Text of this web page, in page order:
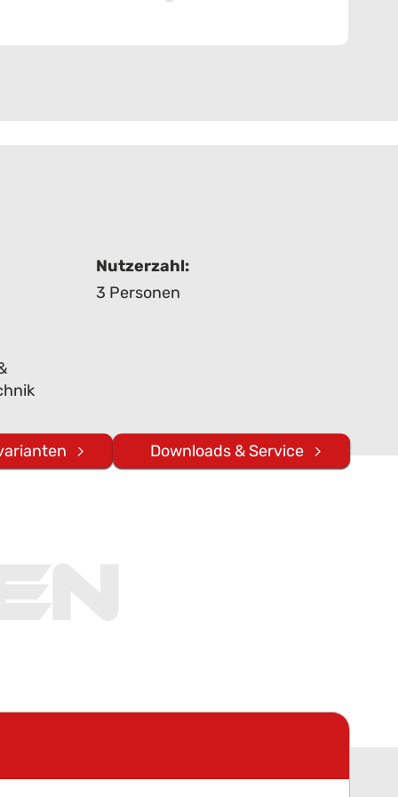
Nutzerzahl:
3 Personen
Downloads & Service